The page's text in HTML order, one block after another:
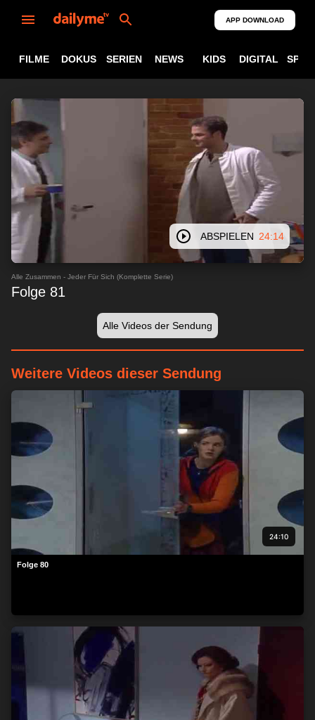
APP DOWNLOAD
FILME DOKUS SERIEN NEWS KIDS DIGITAL
ABSPIELEN 24:14
Alle Zusammen - Jeder Für Sich (Komplette Serie)
Folge 81
Alle Videos der Sendung
Weitere Videos dieser Sendung
24:10
Folge 80